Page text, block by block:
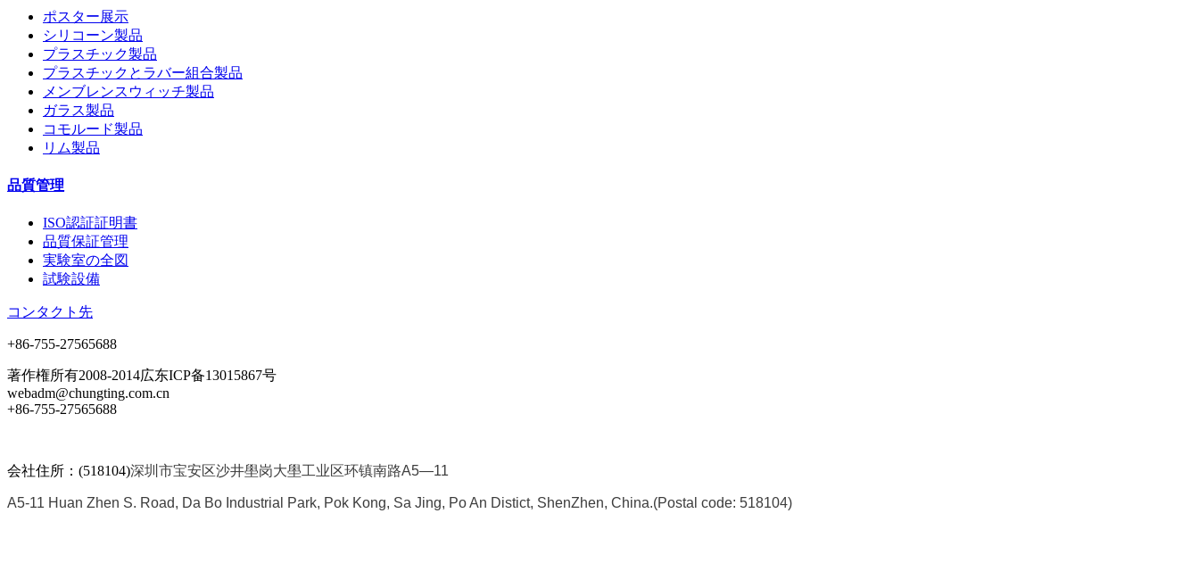
ポスター展示
シリコーン製品
プラスチック製品
プラスチックとラバー組合製品
メンブレンスウィッチ製品
ガラス製品
コモルード製品
リム製品
品質管理
ISO認証証明書
品質保証管理
実験室の全図
試験設備
コンタクト先
+86-755-27565688
著作権所有2008-2014広东ICP备13015867号
webadm@chungting.com.cn
+86-755-27565688
会社住所：(518104)深圳市宝安区沙井壆岗大壆工业区环镇南路A5—11
A5-11 Huan Zhen S. Road, Da Bo Industrial Park, Pok Kong, Sa Jing, Po An Distict, ShenZhen, China.(Postal code: 518104)